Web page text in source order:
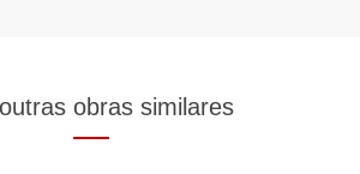
obras similares